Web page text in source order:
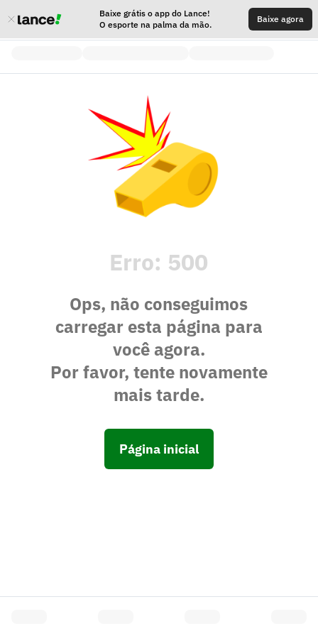
Baixe grátis o app do Lance!
O esporte na palma da mão.
Baixe agora
Erro: 500
Ops, não conseguimos
carregar esta página para
você agora.
Por favor, tente novamente
mais tarde.
Página inicial